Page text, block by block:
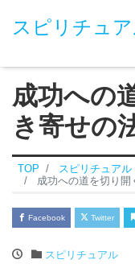
スピリチュ
成功への
き寄せの
TOP
スピリチュアル
成功への道を切り開
Facebook Twitter
スピリチュアル